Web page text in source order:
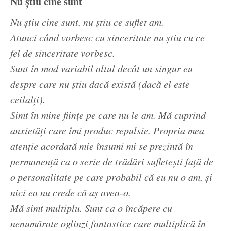
Nu știu cine sunt, nu știu ce suflet am.
Atunci când vorbesc cu sinceritate nu știu cu ce
fel de sinceritate vorbesc.
Sunt în mod variabil altul decât un singur eu
despre care nu știu dacă există (dacă el este
ceilalți).
Simt în mine ființe pe care nu le am. Mă cuprind
anxietăți care îmi produc repulsie. Propria mea
atenție acordată mie însumi mi se prezintă în
permanență ca o serie de trădări sufletești față de
o personalitate pe care probabil că eu nu o am, și
nici ea nu crede că aș avea-o.
Mă simt multiplu. Sunt ca o încăpere cu
nenumărate oglinzi fantastice care multiplică în